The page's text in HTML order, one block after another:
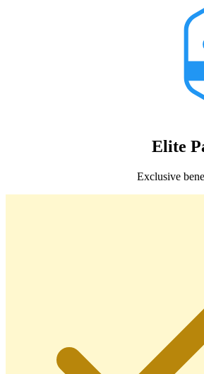
Elite
Exclusive